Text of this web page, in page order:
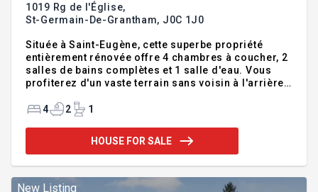
1019 Rg de l'Église,
St-Germain-De-Grantham, J0C 1J0
Située à Saint-Eugène, cette superbe propriété
entièrement rénovée offre 4 chambres à coucher, 2
salles de bains complètes et 1 salle d'eau. Vous
profiterez d'un vaste terrain sans voisin à l'arrière,
piscine creusée pour vos étés. Grâce à son
maison offre aussi un énorme potentiel, que ce soit
comme résidence familiale ou pour réaliser un
entièrement rénovée de la fondation à la toiture.
4 2 1
HOUSE FOR SALE
New Listing